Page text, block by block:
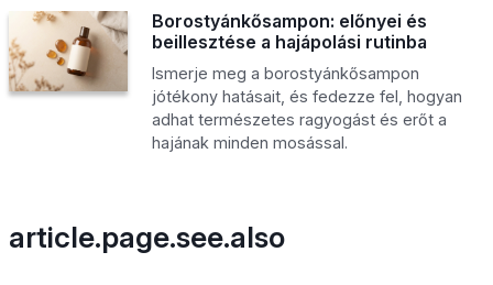
Borostyánkősampon: előnyei és
beillesztése a hajápolási rutinba
Ismerje meg a borostyánkősampon
jótékony hatásait, és fedezze fel, hogyan
adhat természetes ragyogást és erőt a
hajának minden mosással.
article.page.see.also